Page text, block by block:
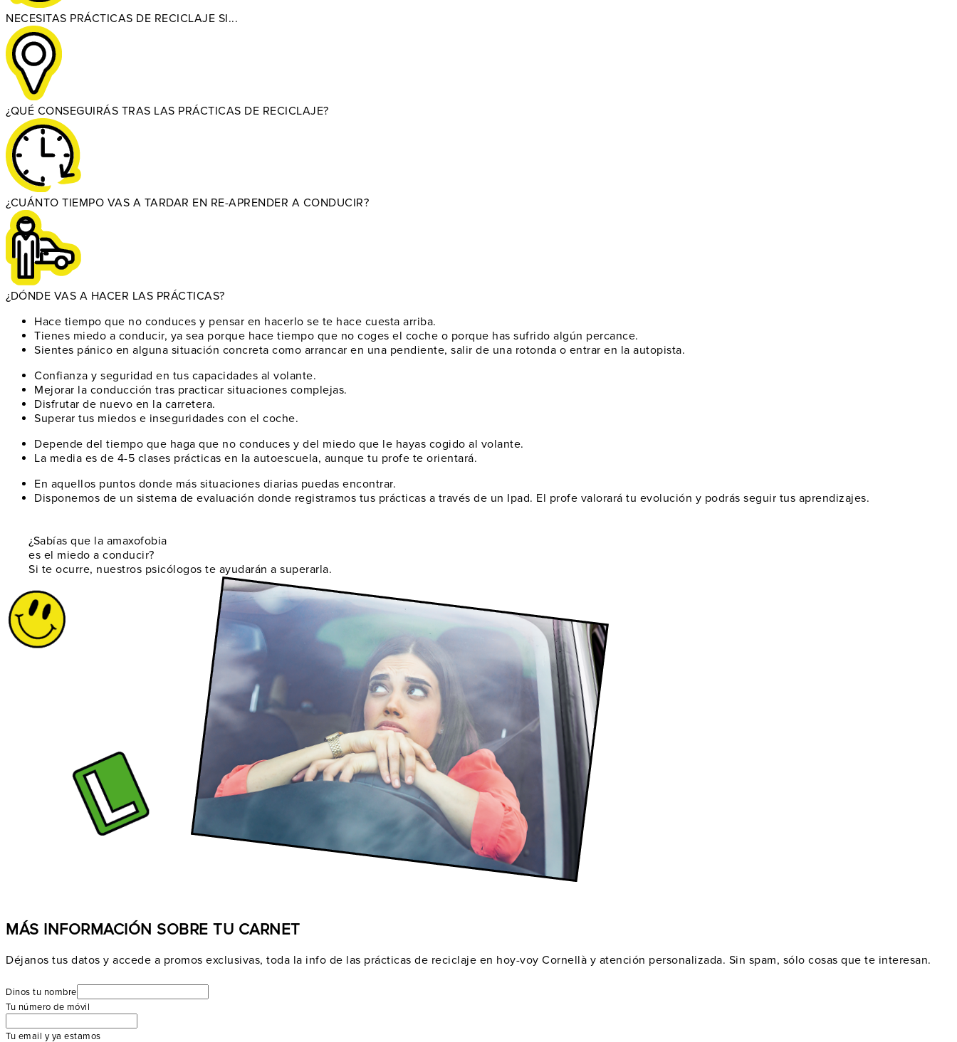
NECESITAS PRÁCTICAS DE RECICLAJE SI...
¿QUÉ CONSEGUIRÁS TRAS LAS PRÁCTICAS DE RECICLAJE?
¿CUÁNTO TIEMPO VAS A TARDAR EN RE-APRENDER A CONDUCIR?
¿DÓNDE VAS A HACER LAS PRÁCTICAS?
Hace tiempo que no conduces y pensar en hacerlo se te hace cuesta arriba.
Tienes miedo a conducir, ya sea porque hace tiempo que no coges el coche o porque has sufrido algún percance.
Sientes pánico en alguna situación concreta como arrancar en una pendiente, salir de una rotonda o entrar en la autopista.
Confianza y seguridad en tus capacidades al volante.
Mejorar la conducción tras practicar situaciones complejas.
Disfrutar de nuevo en la carretera.
Superar tus miedos e inseguridades con el coche.
Depende del tiempo que haga que no conduces y del miedo que le hayas cogido al volante.
La media es de 4-5 clases prácticas en la autoescuela, aunque tu profe te orientará.
En aquellos puntos donde más situaciones diarias puedas encontrar.
Disponemos de un sistema de evaluación donde registramos tus prácticas a través de un Ipad. El profe valorará tu evolución y podrás seguir tus aprendizajes.
¿Sabías que la amaxofobia
es el miedo a conducir?
Si te ocurre, nuestros psicólogos te ayudarán a superarla.
MÁS INFORMACIÓN SOBRE TU CARNET
Déjanos tus datos y accede a promos exclusivas, toda la info de las prácticas de reciclaje en hoy-voy Cornellà y atención personalizada. Sin spam, sólo cosas que te interesan.
Dinos tu nombre
Tu número de móvil
Tu email y ya estamos